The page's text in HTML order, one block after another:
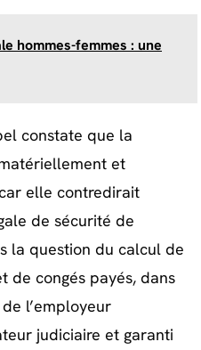
hommes-femmes : une
constate que la
et
elle contredirait
de sécurité de
la question du calcul de
de congés payés, dans
l’employeur
judiciaire et garanti